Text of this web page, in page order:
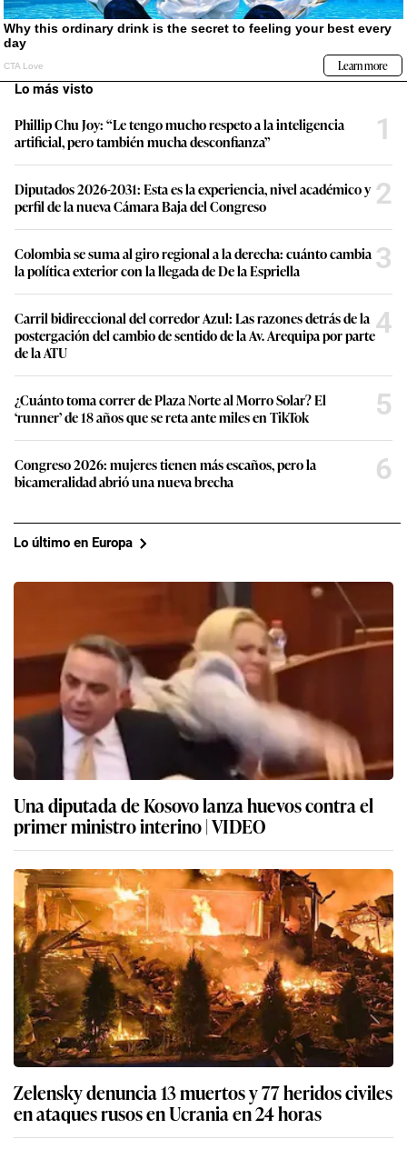
Lo más visto
Phillip Chu Joy: “Le tengo mucho respeto a la inteligencia
artificial, pero también mucha desconfianza”
1
Diputados 2026-2031: Esta es la experiencia, nivel académico y
perfil de la nueva Cámara Baja del Congreso
2
Colombia se suma al giro regional a la derecha: cuánto cambia
la política exterior con la llegada de De la Espriella
3
Carril bidireccional del corredor Azul: Las razones detrás de la
postergación del cambio de sentido de la Av. Arequipa por parte
de la ATU
4
¿Cuánto toma correr de Plaza Norte al Morro Solar? El
‘runner’ de 18 años que se reta ante miles en TikTok
5
Congreso 2026: mujeres tienen más escaños, pero la
bicameralidad abrió una nueva brecha
6
Lo último en Europa
Una diputada de Kosovo lanza huevos contra el
primer ministro interino | VIDEO
Zelensky denuncia 13 muertos y 77 heridos civiles
en ataques rusos en Ucrania en 24 horas